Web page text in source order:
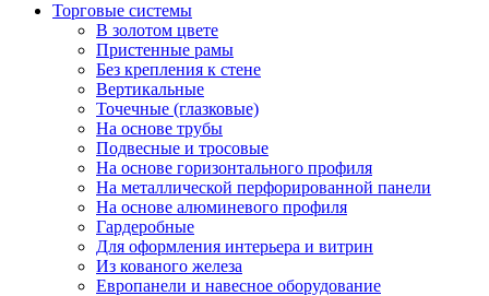
Торговые системы
В золотом цвете
Пристенные рамы
Без крепления к стене
Вертикальные
Точечные (глазковые)
На основе трубы
Подвесные и тросовые
На основе горизонтального профиля
На металлической перфорированной панели
На основе алюминевого профиля
Гардеробные
Для оформления интерьера и витрин
Из кованого железа
Европанели и навесное оборудование